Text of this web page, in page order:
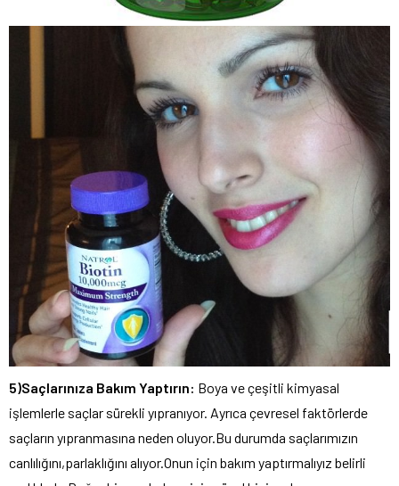
5)Saçlarınıza Bakım Yaptırın: Boya ve çeşitli kimyasal
işlemlerle saçlar sürekli yıpranıyor. Ayrıca çevresel faktörlerde
saçların yıpranmasına neden oluyor.Bu durumda saçlarımızın
canlılığını,parlaklığını alıyor.Onun için bakım yaptırmalıyız belirli